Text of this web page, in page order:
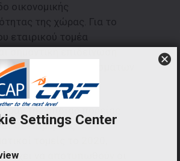
οικονομικής
της χώρας. Για το
εταιρικού τομέα
του αποτελεσμάτων
της όποιας πορείας
οι επιμέρους
έχει να αποτυπωθούν οι
Settings Center